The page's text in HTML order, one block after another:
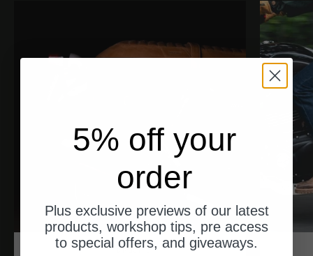
Trip Machine
5% off your
order
Plus exclusive previews of our latest
products, workshop tips, pre access
to special offers, and giveaways.